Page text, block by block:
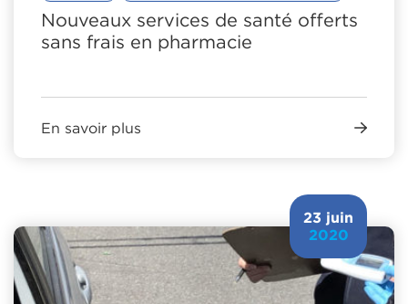
Nouveaux services de santé offerts
sans frais en pharmacie
En savoir plus
23 juin
2020